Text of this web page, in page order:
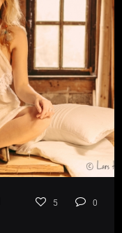
5 0